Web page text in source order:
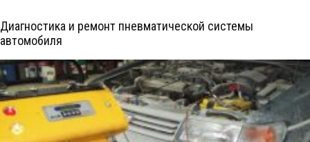
Диагностика и ремонт пневматической системы
автомобиля